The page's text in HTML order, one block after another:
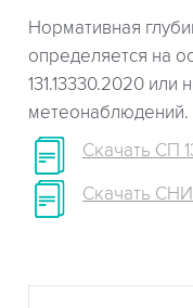
Нормативная
определяется на
131.13330.2020 или
метеонаблюдений.
Скачать СП
Скачать